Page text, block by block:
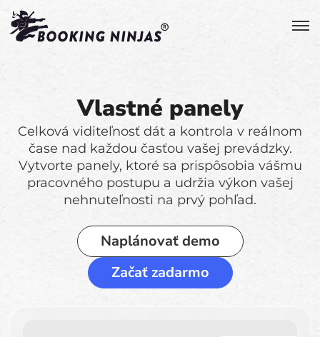
Vlastné panely
Celková viditeľnosť dát a kontrola v reálnom
čase nad každou časťou vašej prevádzky.
Vytvorte panely, ktoré sa prispôsobia vášmu
pracovného postupu a udržia výkon vašej
nehnuteľnosti na prvý pohľad.
Naplánovať demo
Začať zadarmo